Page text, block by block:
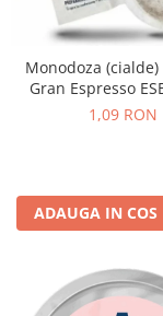
Monodoza (cialde)
Gran Espresso
1,09 RON
ADAUGA IN COS